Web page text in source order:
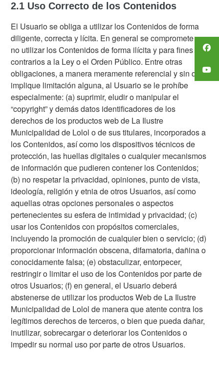
2.1 Uso Correcto de los Contenidos
El Usuario se obliga a utilizar los Contenidos de forma
diligente, correcta y lícita. En general se compromete a
no utilizar los Contenidos de forma ilícita y para fines
contrarios a la Ley o el Orden Público. Entre otras
obligaciones, a manera meramente referencial y sin que
implique limitación alguna, al Usuario se le prohíbe
especialmente: (a) suprimir, eludir o manipular el
“copyright” y demás datos identificadores de los
derechos de los productos web de La Ilustre
Municipalidad de Lolol o de sus titulares, incorporados a
los Contenidos, así como los dispositivos técnicos de
protección, las huellas digitales o cualquier mecanismos
de información que pudieren contener los Contenidos;
(b) no respetar la privacidad, opiniones, punto de vista,
ideología, religión y etnia de otros Usuarios, así como
aquellas otras opciones personales o aspectos
pertenecientes su esfera de intimidad y privacidad; (c)
usar los Contenidos con propósitos comerciales,
incluyendo la promoción de cualquier bien o servicio; (d)
proporcionar información obscena, difamatoria, dañina o
conocidamente falsa; (e) obstaculizar, entorpecer,
restringir o limitar el uso de los Contenidos por parte de
otros Usuarios; (f) en general, el Usuario deberá
abstenerse de utilizar los productos Web de La Ilustre
Municipalidad de Lolol de manera que atente contra los
legítimos derechos de terceros, o bien que pueda dañar,
inutilizar, sobrecargar o deteriorar los Contenidos o
impedir su normal uso por parte de otros Usuarios.